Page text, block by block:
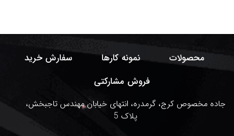
محصولات نمونه کارها سفارش خرید
فروش مشارکتی
جاده مخصوص کرج، گرمدره، انتهای خیابان مهندس تاجبخش،
پلاک 5